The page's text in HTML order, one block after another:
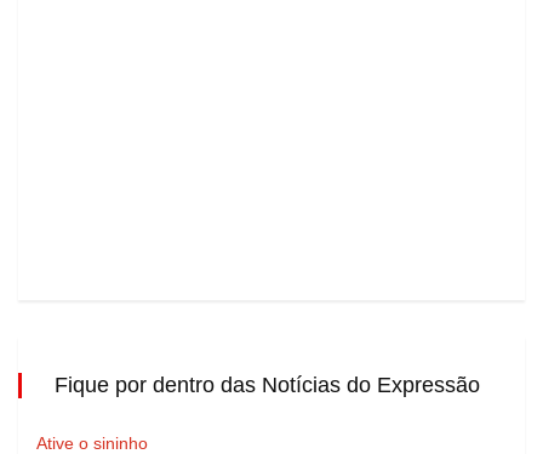
Fique por dentro das Notícias do Expressão
Ative o sininho